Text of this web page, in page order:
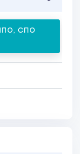
СПО